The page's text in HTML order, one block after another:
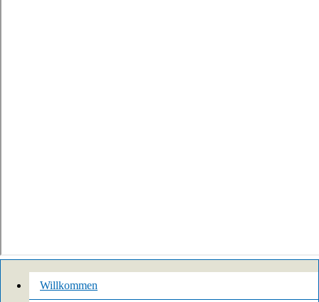
Willkommen